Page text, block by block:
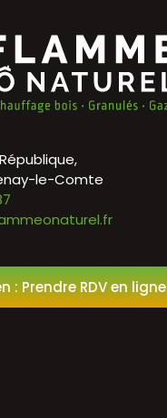
le-Comte
: Prendre RDV en ligne